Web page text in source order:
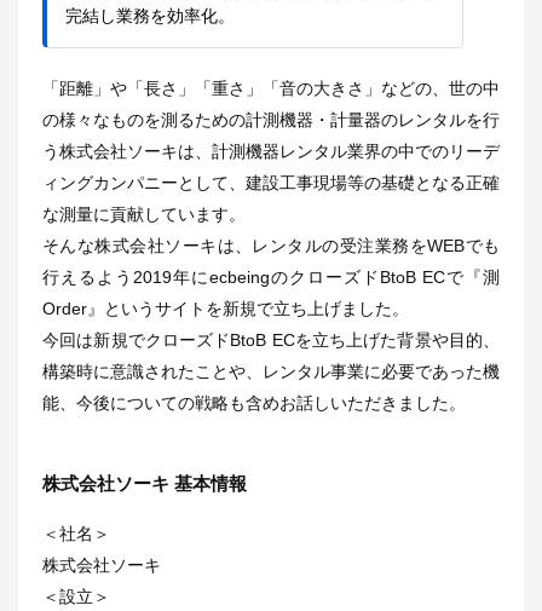
完結し業務を効率化。
「距離」や「長さ」「重さ」「音の大きさ」などの、世の中
の様々なものを測るための計測機器・計量器のレンタルを行
う株式会社ソーキは、計測機器レンタル業界の中でのリーデ
ィングカンパニーとして、建設工事現場等の基礎となる正確
な測量に貢献しています。
そんな株式会社ソーキは、レンタルの受注業務をWEBでも
行えるよう2019年にecbeingのクローズドBtoB ECで『測
Order』というサイトを新規で立ち上げました。
今回は新規でクローズドBtoB ECを立ち上げた背景や目的、
構築時に意識されたことや、レンタル事業に必要であった機
能、今後についての戦略も含めお話しいただきました。
株式会社ソーキ 基本情報
＜社名＞
株式会社ソーキ
＜設立＞